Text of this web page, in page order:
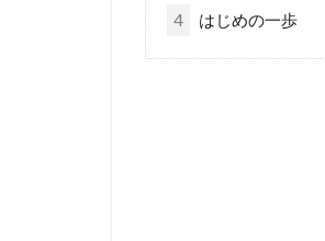
4 はじめの一歩